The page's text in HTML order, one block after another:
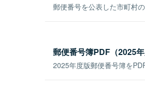
郵便番号を公表した市町村
郵便番号簿PDF（2025年
2025年度版郵便番号簿を